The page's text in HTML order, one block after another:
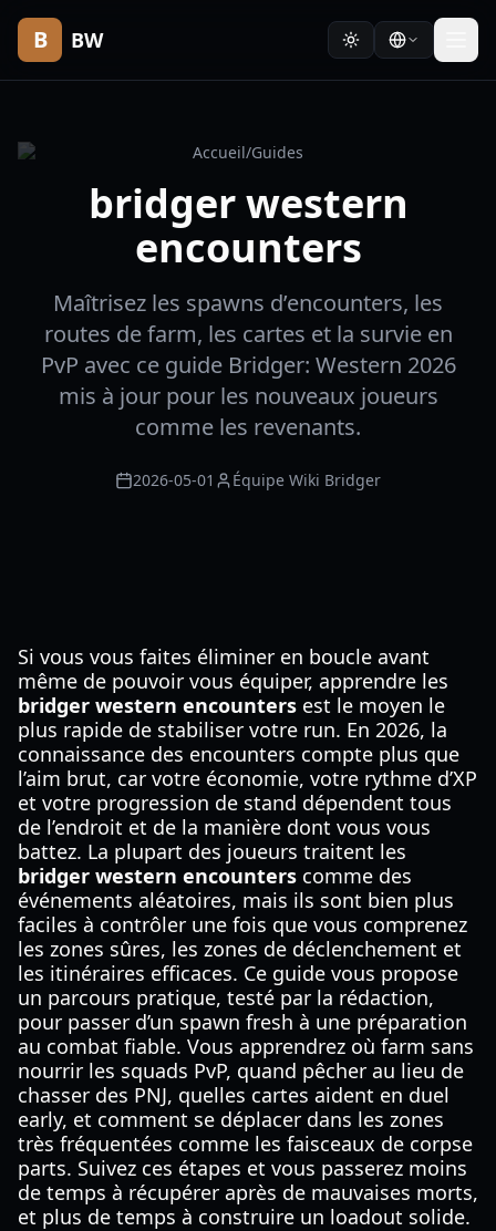
B BW
Accueil/Guides
bridger western
encounters
Maîtrisez les spawns d’encounters, les
routes de farm, les cartes et la survie en
PvP avec ce guide Bridger: Western 2026
mis à jour pour les nouveaux joueurs
comme les revenants.
2026-05-01 Équipe Wiki Bridger
Si vous vous faites éliminer en boucle avant
même de pouvoir vous équiper, apprendre les
bridger western encounters est le moyen le
plus rapide de stabiliser votre run. En 2026, la
connaissance des encounters compte plus que
l’aim brut, car votre économie, votre rythme d’XP
et votre progression de stand dépendent tous
de l’endroit et de la manière dont vous vous
battez. La plupart des joueurs traitent les
bridger western encounters comme des
événements aléatoires, mais ils sont bien plus
faciles à contrôler une fois que vous comprenez
les zones sûres, les zones de déclenchement et
les itinéraires efficaces. Ce guide vous propose
un parcours pratique, testé par la rédaction,
pour passer d’un spawn fresh à une préparation
au combat fiable. Vous apprendrez où farm sans
nourrir les squads PvP, quand pêcher au lieu de
chasser des PNJ, quelles cartes aident en duel
early, et comment se déplacer dans les zones
très fréquentées comme les faisceaux de corpse
parts. Suivez ces étapes et vous passerez moins
de temps à récupérer après de mauvaises morts,
et plus de temps à construire un loadout solide.